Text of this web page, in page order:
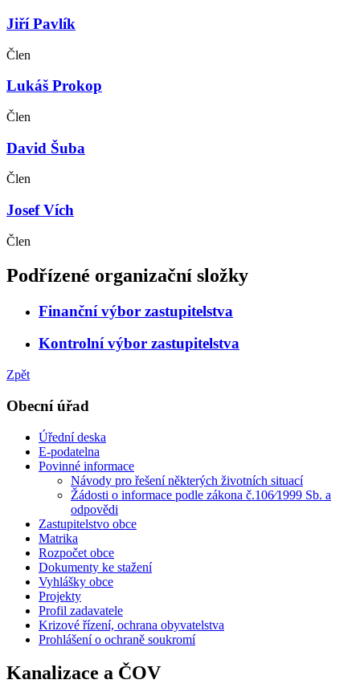
Jiří Pavlík
Člen
Lukáš Prokop
Člen
David Šuba
Člen
Josef Vích
Člen
Podřízené organizační složky
Finanční výbor zastupitelstva
Kontrolní výbor zastupitelstva
Zpět
Obecní úřad
Úřední deska
E-podatelna
Povinné informace
Návody pro řešení některých životních situací
Žádosti o informace podle zákona č.106⁄1999 Sb. a
odpovědi
Zastupitelstvo obce
Matrika
Rozpočet obce
Dokumenty ke stažení
Vyhlášky obce
Projekty
Profil zadavatele
Krizové řízení, ochrana obyvatelstva
Prohlášení o ochraně soukromí
Kanalizace a ČOV